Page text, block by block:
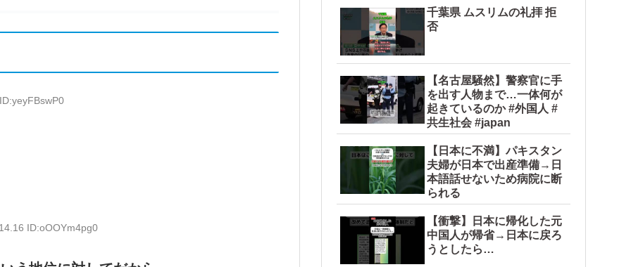
ID:oOOYm4pg0
千葉県 ムスリムの礼拝 拒
否
【名古屋騒然】警察官に手
を出す人物まで…一体何が
起きているのか #外国人 #
共生社会 #japan
【日本に不満】パキスタン
夫婦が日本で出産準備→日
本語話せないため病院に断
られる
【衝撃】日本に帰化した元
中国人が帰省→日本に戻ろ
うとしたら…